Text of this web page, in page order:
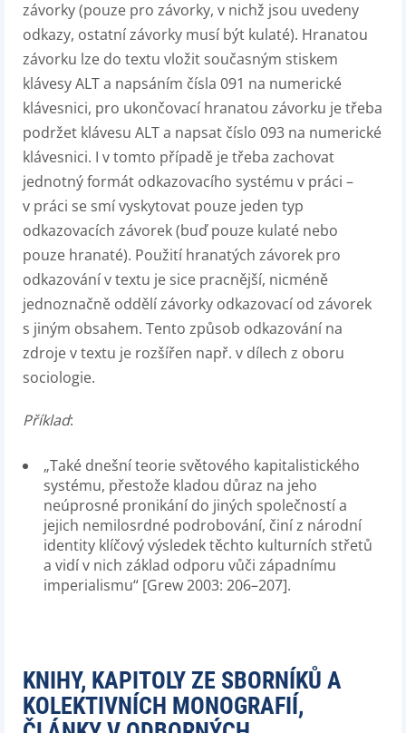
závorky (pouze pro závorky, v nichž jsou uvedeny
odkazy, ostatní závorky musí být kulaté). Hranatou
závorku lze do textu vložit současným stiskem
klávesy ALT a napsáním čísla 091 na numerické
klávesnici, pro ukončovací hranatou závorku je třeba
podržet klávesu ALT a napsat číslo 093 na numerické
klávesnici. I v tomto případě je třeba zachovat
jednotný formát odkazovacího systému v práci –
v práci se smí vyskytovat pouze jeden typ
odkazovacích závorek (buď pouze kulaté nebo
pouze hranaté). Použití hranatých závorek pro
odkazování v textu je sice pracnější, nicméně
jednoznačně oddělí závorky odkazovací od závorek
s jiným obsahem. Tento způsob odkazování na
zdroje v textu je rozšířen např. v dílech z oboru
sociologie.
Příklad:
„Také dnešní teorie světového kapitalistického
systému, přestože kladou důraz na jeho
neúprosné pronikání do jiných společností a
jejich nemilosrdné podrobování, činí z národní
identity klíčový výsledek těchto kulturních střetů
a vidí v nich základ odporu vůči západnímu
imperialismu“ [Grew 2003: 206–207].
KNIHY, KAPITOLY ZE SBORNÍKŮ A
KOLEKTIVNÍCH MONOGRAFIÍ,